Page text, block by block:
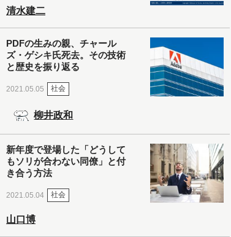
清水建二
PDFの生みの親、チャール
ズ・ゲシキ氏死去。その技術
と歴史を振り返る
2021.05.05 社会
柳井政和
新年度で登場した「どうして
もソリが合わない同僚」と付
き合う方法
2021.05.04 社会
山口博